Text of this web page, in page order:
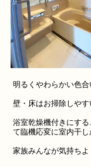
明るくやわらかい色合
壁・床はお掃除しやす
浴室乾燥機付きにする
て臨機応変に室内干し
家族みんなが気持ちよ